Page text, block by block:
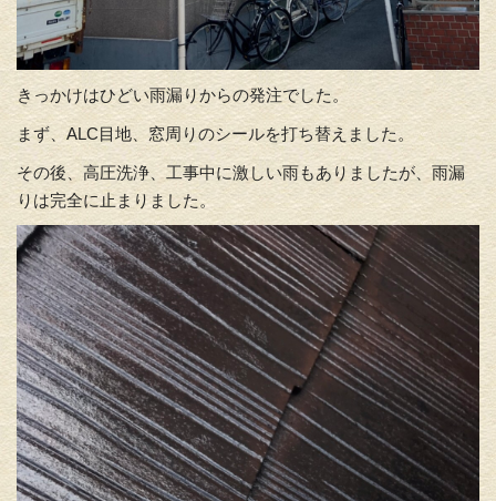
きっかけはひどい雨漏りからの発注でした。
まず、ALC目地、窓周りのシールを打ち替えました。
その後、高圧洗浄、工事中に激しい雨もありましたが、雨漏
りは完全に止まりました。